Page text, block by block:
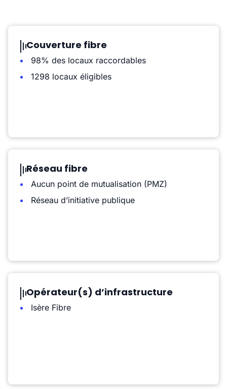
Couverture fibre
98% des locaux raccordables
1298 locaux éligibles
Réseau fibre
Aucun point de mutualisation (PMZ)
Réseau d’initiative publique
Opérateur(s) d’infrastructure
Isère Fibre